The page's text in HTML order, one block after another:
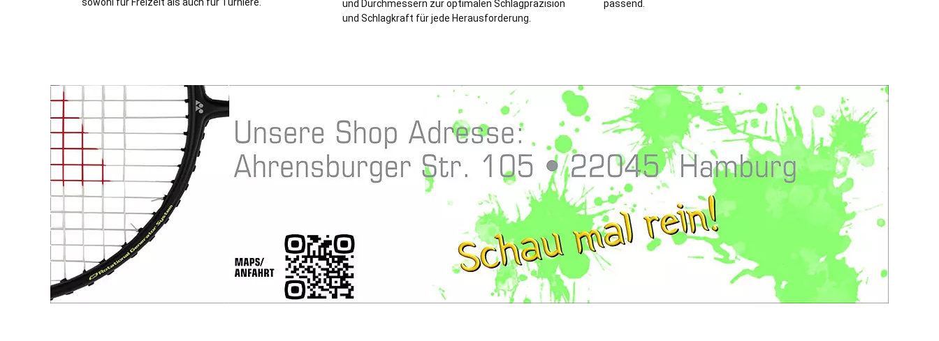
sowohl für Freizeit als auch für Turniere.
und Durchmessern zur optimalen Schlagpräzision
und Schlagkraft für jede Herausforderung.
passend.